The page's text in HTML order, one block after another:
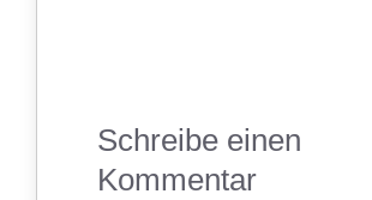
Schreibe einen
Kommentar